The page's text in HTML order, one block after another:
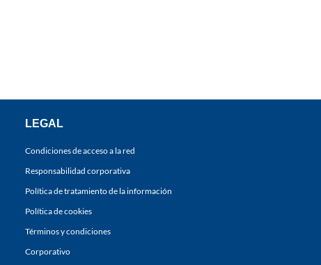
LEGAL
Condiciones de acceso a la red
Responsabilidad corporativa
Política de tratamiento de la información
Política de cookies
Términos y condiciones
Corporativo